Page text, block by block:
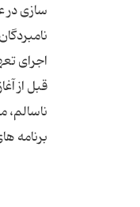
سازی در
اجرای
ناسالم،
برنامه